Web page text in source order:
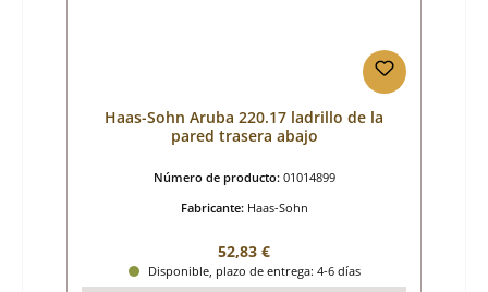
Haas-Sohn Aruba 220.17 ladrillo de la
pared trasera abajo
Número de producto: 01014899
Fabricante: Haas-Sohn
Precio normal:
52,83 €
Disponible, plazo de entrega: 4-6 días